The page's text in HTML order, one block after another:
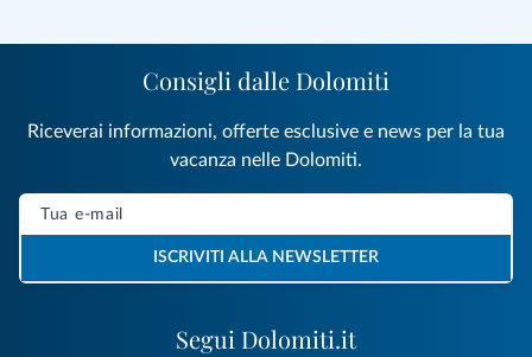
Segui Dolomiti.it
Consigli dalle Dolomiti
Riceverai informazioni, offerte esclusive e news per la tua
vacanza nelle Dolomiti.
ISCRIVITI ALLA NEWSLETTER